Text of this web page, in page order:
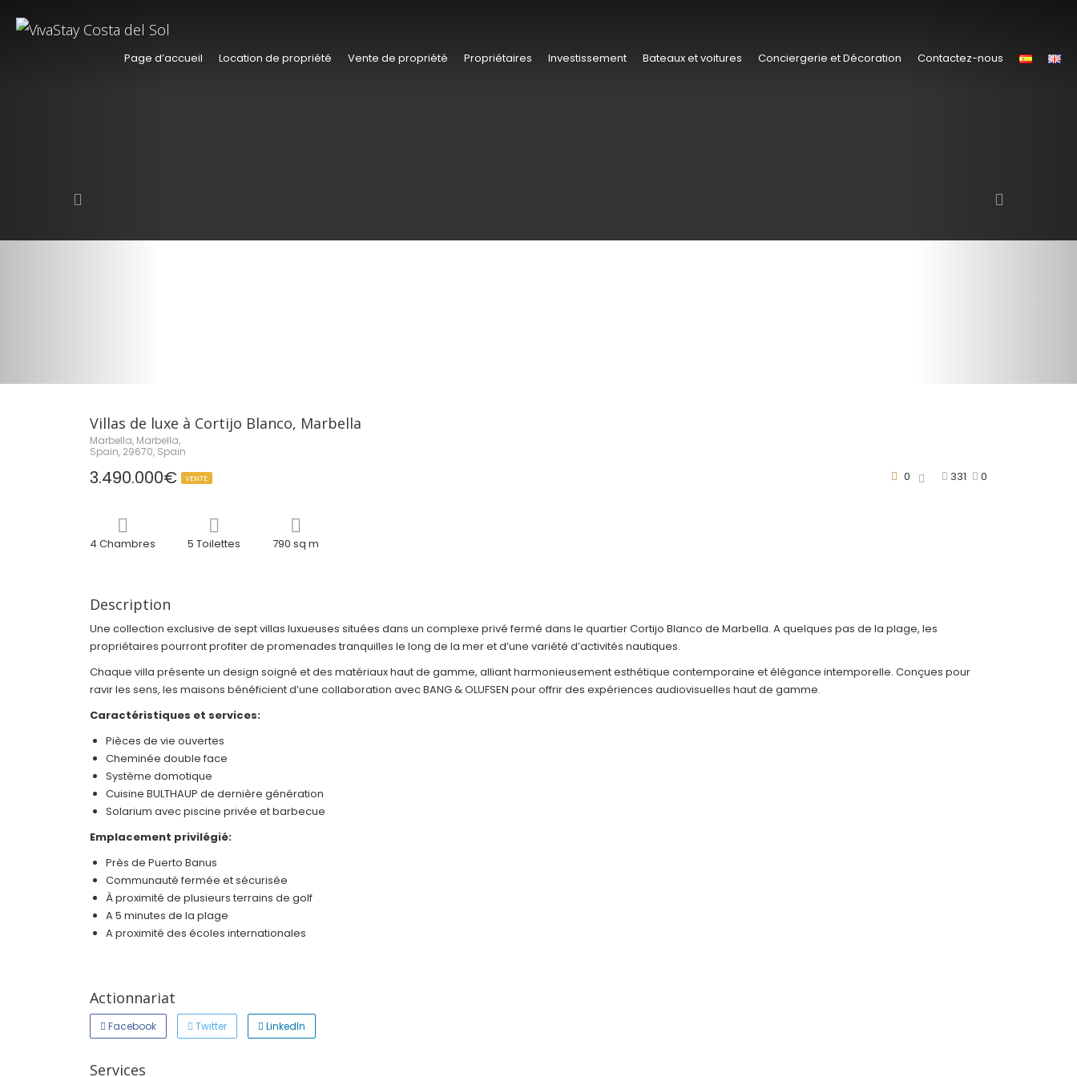
Page d’accueil Location de propriété Vente de propriété Propriétaires Investissement Bateaux et voitures Conciergerie et Décoration Contactez-nous
Villas de luxe à Cortijo Blanco, Marbella
Marbella, Marbella,
Spain, 29670, Spain
3.490.000€ VENTE 331 0
0
4 Chambres 5 Toilettes 790 sq m
Description
Une collection exclusive de sept villas luxueuses situées dans un complexe privé fermé dans le quartier Cortijo Blanco de Marbella. A quelques pas de la plage, les
propriétaires pourront profiter de promenades tranquilles le long de la mer et d’une variété d’activités nautiques.
Chaque villa présente un design soigné et des matériaux haut de gamme, alliant harmonieusement esthétique contemporaine et élégance intemporelle. Conçues pour
ravir les sens, les maisons bénéficient d’une collaboration avec BANG & OLUFSEN pour offrir des expériences audiovisuelles haut de gamme.
Caractéristiques et services:
Pièces de vie ouvertes
Cheminée double face
Système domotique
Cuisine BULTHAUP de dernière génération
Solarium avec piscine privée et barbecue
Emplacement privilégié:
Près de Puerto Banus
Communauté fermée et sécurisée
À proximité de plusieurs terrains de golf
A 5 minutes de la plage
A proximité des écoles internationales
Actionnariat
Facebook Twitter LinkedIn
Services